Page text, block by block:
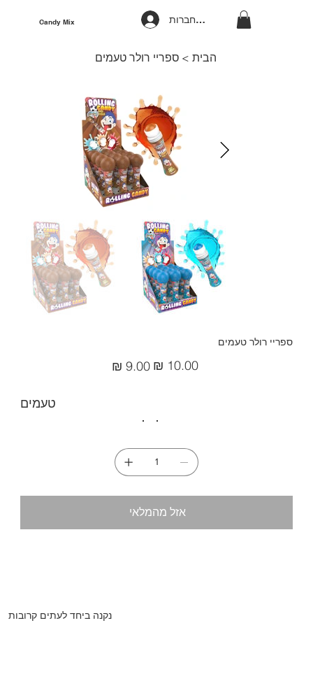
להתחברות Candy Mix
הבית > ספריי רולר טעמים
ספריי רולר טעמים
מקורי
מבצע
טעמים
אזל מהמלאי
נקנה ביחד לעתים קרובות